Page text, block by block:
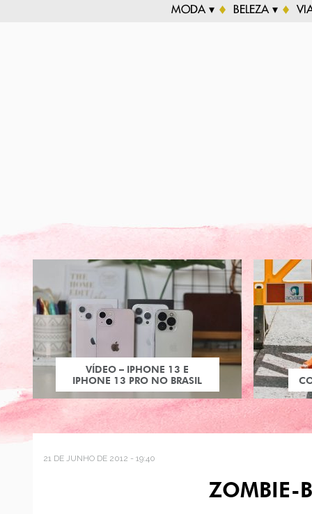
MODA ▾ BELEZA ▾
VÍDEO – IPHONE 13 E
IPHONE 13 PRO NO BRASIL
21 DE JUNHO DE 2012 - 19:40
ZOMBIE-